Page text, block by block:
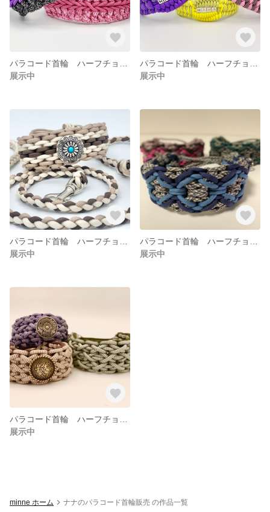
展示中
展示中
展示中
展示中
展示中
minne ホーム ナナのパラコード首輪販売 の作品一覧